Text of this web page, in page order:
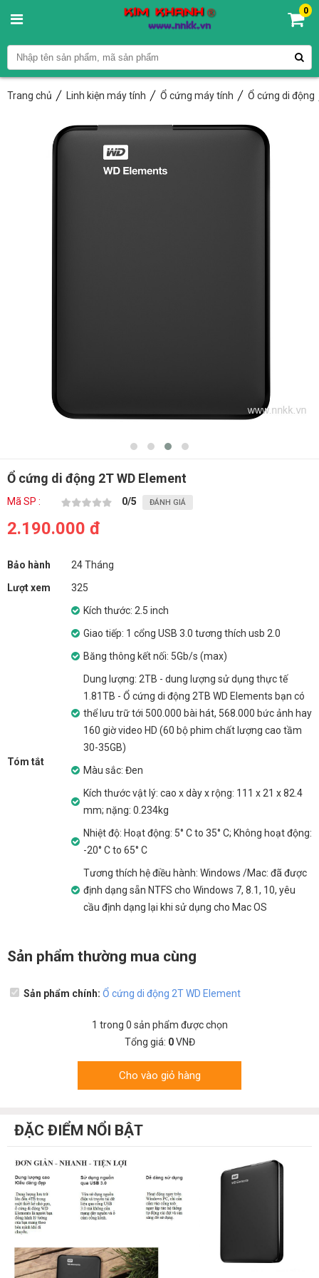
0
Trang chủ Linh kiện máy tính Ổ cứng máy tính Ổ cứng di động
Ổ cứng di động 2T WD Element
Mã SP : 0/5 ĐÁNH GIÁ
2.190.000 đ
Bảo hành
24 Tháng
Lượt xem
325
Tóm tắt
Kích thước: 2.5 inch
Giao tiếp: 1 cổng USB 3.0 tương thích usb 2.0
Băng thông kết nối: 5Gb/s (max)
Dung lượng: 2TB - dung lượng sử dụng thực tế
1.81TB - Ổ cứng di động 2TB WD Elements bạn có
thể lưu trữ tới 500.000 bài hát, 568.000 bức ảnh hay
160 giờ video HD (60 bộ phim chất lượng cao tầm
30-35GB)
Màu sắc: Đen
Kích thước vật lý: cao x dày x rộng: 111 x 21 x 82.4
mm; nặng: 0.234kg
Nhiệt độ: Hoạt động: 5° C to 35° C; Không hoạt động:
-20° C to 65° C
Tương thích hệ điều hành: Windows /Mac: đã được
định dạng sẵn NTFS cho Windows 7, 8.1, 10, yêu
cầu định dạng lại khi sử dụng cho Mac OS
Sản phẩm thường mua cùng
Sản phẩm chính: Ổ cứng di động 2T WD Element
1 trong 0 sản phẩm được chọn
Tổng giá: 0VNĐ
Cho vào giỏ hàng
ĐẶC ĐIỂM NỔI BẬT